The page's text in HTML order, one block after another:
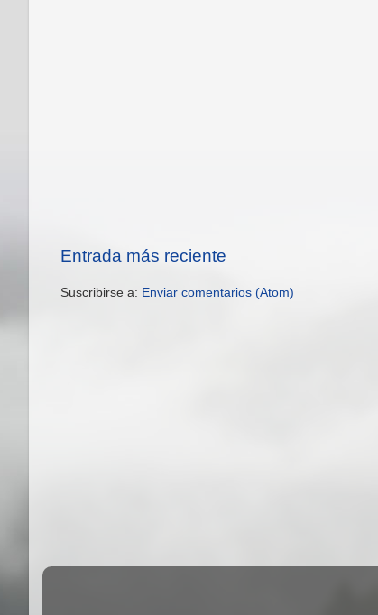
Entrada más reciente
Suscribirse a: Enviar comentarios (Atom)